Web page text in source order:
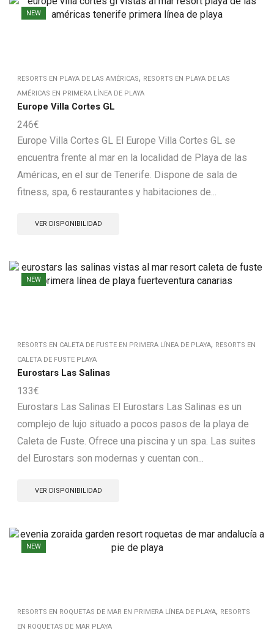
NEW
RESORTS EN PLAYA DE LAS AMÉRICAS, RESORTS EN PLAYA DE LAS
AMÉRICAS EN PRIMERA LÍNEA DE PLAYA
Europe Villa Cortes GL
246€
Europe Villa Cortes GL El Europe Villa Cortes GL se
encuentra frente al mar en la localidad de Playa de las
Américas, en el sur de Tenerife. Dispone de sala de
fitness, spa, 6 restaurantes y habitaciones de...
VER DISPONIBILIDAD
NEW
RESORTS EN CALETA DE FUSTE EN PRIMERA LÍNEA DE PLAYA, RESORTS EN
CALETA DE FUSTE PLAYA
Eurostars Las Salinas
133€
Eurostars Las Salinas El Eurostars Las Salinas es un
complejo de lujo situado a pocos pasos de la playa de
Caleta de Fuste. Ofrece una piscina y un spa. Las suites
del Eurostars son modernas y cuentan con...
VER DISPONIBILIDAD
NEW
RESORTS EN ROQUETAS DE MAR EN PRIMERA LÍNEA DE PLAYA, RESORTS
EN ROQUETAS DE MAR PLAYA